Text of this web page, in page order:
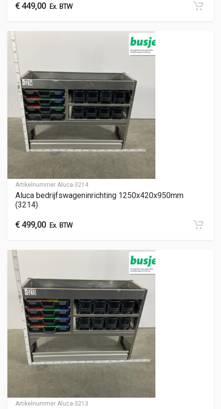
€449,00Ex. BTW
Artikelnummer Aluca-3214
Aluca bedrijfswageninrichting 1250x420x950mm
(3214)
€499,00Ex. BTW
Artikelnummer Aluca-3213